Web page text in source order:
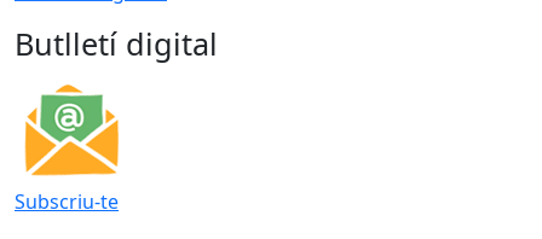
Butlletí digital
Subscriu-te